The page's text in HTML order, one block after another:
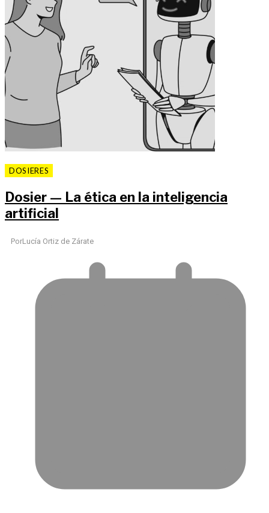
DOSIERES
Dosier — La ética en la inteligencia
artificial
PorLucía Ortiz de Zárate